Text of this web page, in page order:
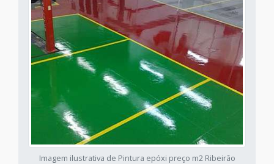
Imagem ilustrativa de Pintura epóxi preço m2 Ribeirão